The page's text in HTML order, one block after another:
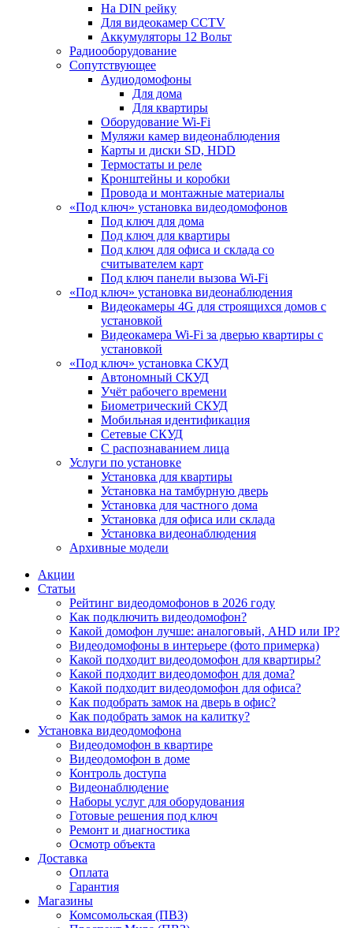
На DIN рейку
Для видеокамер CCTV
Аккумуляторы 12 Вольт
Радиооборудование
Сопутствующее
Аудиодомофоны
Для дома
Для квартиры
Оборудование Wi-Fi
Муляжи камер видеонаблюдения
Карты и диски SD, HDD
Термостаты и реле
Кронштейны и коробки
Провода и монтажные материалы
«Под ключ» установка видеодомофонов
Под ключ для дома
Под ключ для квартиры
Под ключ для офиса и склада со
считывателем карт
Под ключ панели вызова Wi-Fi
«Под ключ» установка видеонаблюдения
Видеокамеры 4G для строящихся домов с
установкой
Видеокамера Wi-Fi за дверью квартиры с
установкой
«Под ключ» установка СКУД
Автономный СКУД
Учёт рабочего времени
Биометрический СКУД
Мобильная идентификация
Сетевые СКУД
С распознаванием лица
Услуги по установке
Установка для квартиры
Установка на тамбурную дверь
Установка для частного дома
Установка для офиса или склада
Установка видеонаблюдения
Архивные модели
Акции
Статьи
Рейтинг видеодомофонов в 2026 году
Как подключить видеодомофон?
Какой домофон лучше: аналоговый, AHD или IP?
Видеодомофоны в интерьере (фото примерка)
Какой подходит видеодомофон для квартиры?
Какой подходит видеодомофон для дома?
Какой подходит видеодомофон для офиса?
Как подобрать замок на дверь в офис?
Как подобрать замок на калитку?
Установка видеодомофона
Видеодомофон в квартире
Видеодомофон в доме
Контроль доступа
Видеонаблюдение
Наборы услуг для оборудования
Готовые решения под ключ
Ремонт и диагностика
Осмотр объекта
Доставка
Оплата
Гарантия
Магазины
Комсомольская (ПВЗ)